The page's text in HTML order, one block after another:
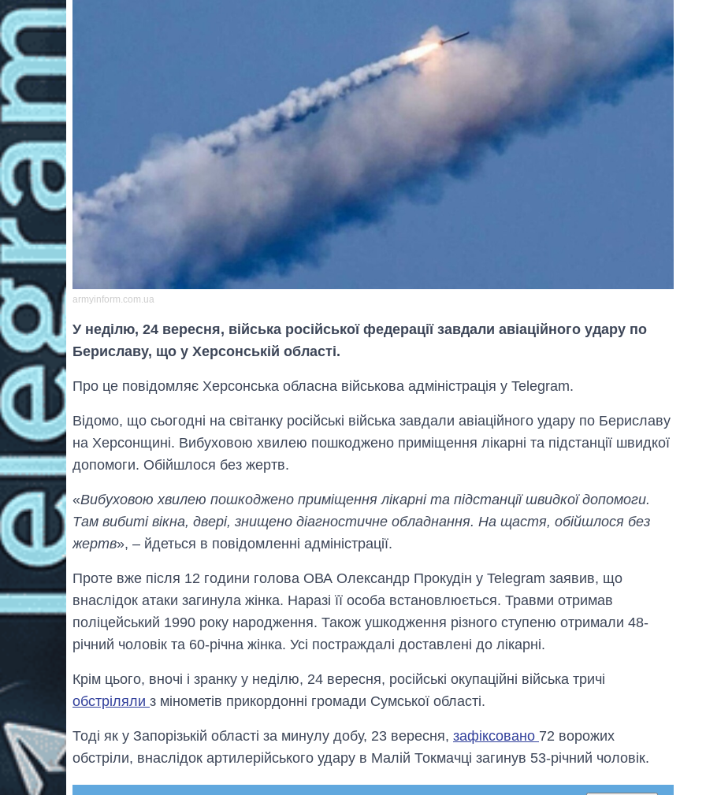
armyinform.com.ua
У неділю, 24 вересня, війська російської федерації завдали авіаційного удару по
Бериславу, що у Херсонській області.
Про це повідомляє Херсонська обласна військова адміністрація у Telegram.
Відомо, що сьогодні на світанку російські війська завдали авіаційного удару по Бериславу
на Херсонщині. Вибуховою хвилею пошкоджено приміщення лікарні та підстанції швидкої
допомоги. Обійшлося без жертв.
«Вибуховою хвилею пошкоджено приміщення лікарні та підстанції швидкої допомоги.
Там вибиті вікна, двері, знищено діагностичне обладнання. На щастя, обійшлося без
жертв», – йдеться в повідомленні адміністрації.
Проте вже після 12 години голова ОВА Олександр Прокудін у Telegram заявив, що
внаслідок атаки загинула жінка. Наразі її особа встановлюється. Травми отримав
поліцейський 1990 року народження. Також ушкодження різного ступеню отримали 48-
річний чоловік та 60-річна жінка. Усі постраждалі доставлені до лікарні.
Крім цього, вночі і зранку у неділю, 24 вересня, російські окупаційні війська тричі
обстріляли з мінометів прикордонні громади Сумської області.
Тоді як у Запорізькій області за минулу добу, 23 вересня, зафіксовано 72 ворожих
обстріли, внаслідок артилерійського удару в Малій Токмачці загинув 53-річний чоловік.
ударів по Україні
за літо: Київ та
рф